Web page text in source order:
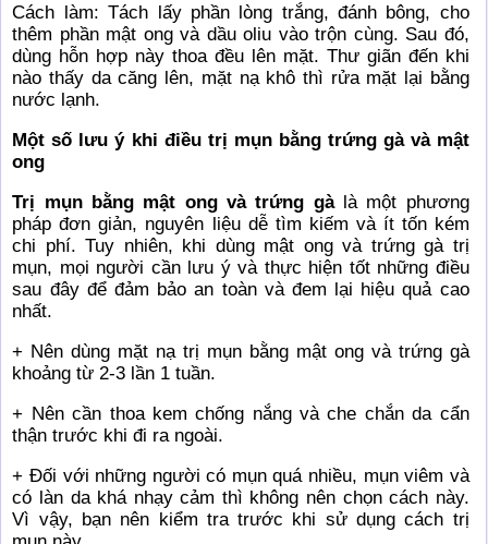
Cách làm: Tách lấy phần lòng trắng, đánh bông, cho
thêm phần mật ong và dầu oliu vào trộn cùng. Sau đó,
dùng hỗn hợp này thoa đều lên mặt. Thư giãn đến khi
nào thấy da căng lên, mặt nạ khô thì rửa mặt lại bằng
nước lạnh.
Một số lưu ý khi điều trị mụn bằng trứng gà và mật
ong
Trị mụn bằng mật ong và trứng gà là một phương
pháp đơn giản, nguyên liệu dễ tìm kiếm và ít tốn kém
chi phí. Tuy nhiên, khi dùng mật ong và trứng gà trị
mụn, mọi người cần lưu ý và thực hiện tốt những điều
sau đây để đảm bảo an toàn và đem lại hiệu quả cao
nhất.
+ Nên dùng mặt nạ trị mụn bằng mật ong và trứng gà
khoảng từ 2-3 lần 1 tuần.
+ Nên cần thoa kem chống nắng và che chắn da cẩn
thận trước khi đi ra ngoài.
+ Đối với những người có mụn quá nhiều, mụn viêm và
có làn da khá nhạy cảm thì không nên chọn cách này.
Vì vậy, bạn nên kiểm tra trước khi sử dụng cách trị